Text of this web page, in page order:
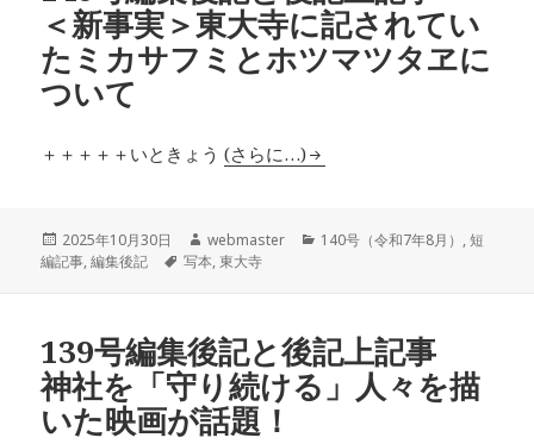
＜新事実＞東大寺に記されてい
たミカサフミとホツマツタヱに
ついて
＋＋＋＋＋いときょう(さらに…)
投
稿
2025年10月30日
作
成
webmaster
カ
140号（令和7年8月） ,短
編記事,編集後記
タ
写本,東大寺
139号編集後記と後記上記事
神社を「守り続ける」人々を描
いた映画が話題！